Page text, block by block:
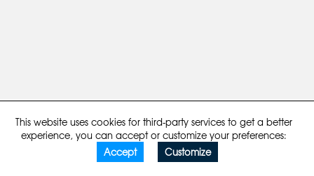
This website uses cookies for third-party services to get a better
experience, you can accept or customize your preferences:
Accept
Customize
Legal notices Privacy policy Made by comstep